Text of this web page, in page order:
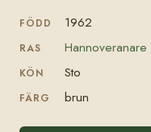
FÖDD 1962
RAS Hannoveranare
KÖN Sto
FÄRG brun